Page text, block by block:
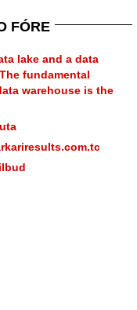
FÓRE
lake and a data
fundamental
warehouse is the